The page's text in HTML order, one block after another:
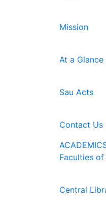
Mission
At a Glance
Sau Acts
Contact Us
Faculties of
Central